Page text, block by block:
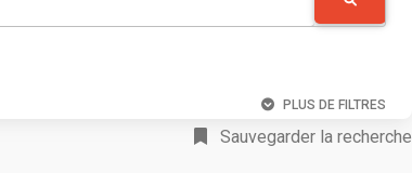
PLUS DE FILTRES
Sauvegarder la recherche